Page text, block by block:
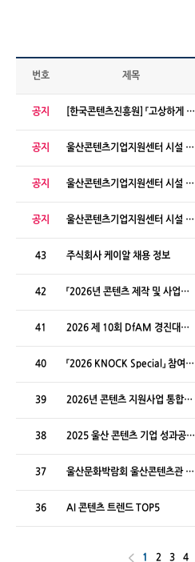
번호 제목
공지
[한국콘텐츠진흥원] 「고상하게 일
공지
울산콘텐츠기업지원센터 시설 사
공지
울산콘텐츠기업지원센터 시설 사
공지
울산콘텐츠기업지원센터 시설 사
43 주식회사 케이알 채용 정보
42
「2026년 콘텐츠 제작 및 사업화
41
2026 제 10회 DfAM 경진대회
40
「2026 KNOCK Special」 참여기
39
2026년 콘텐츠 지원사업 통합설
38
2025 울산 콘텐츠 기업 성과공유
37
울산문화박람회 울산콘텐츠관 운
36 AI 콘텐츠 트렌드 TOP5
1 2 3 4